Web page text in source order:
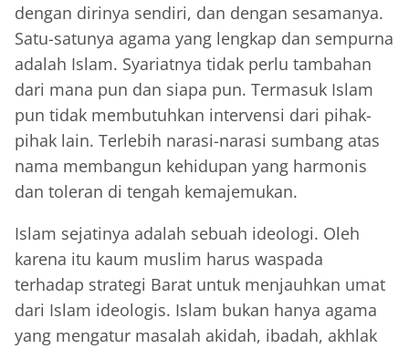
dengan dirinya sendiri, dan dengan sesamanya.
Satu-satunya agama yang lengkap dan sempurna
adalah Islam. Syariatnya tidak perlu tambahan
dari mana pun dan siapa pun. Termasuk Islam
pun tidak membutuhkan intervensi dari pihak-
pihak lain. Terlebih narasi-narasi sumbang atas
nama membangun kehidupan yang harmonis
dan toleran di tengah kemajemukan.
Islam sejatinya adalah sebuah ideologi. Oleh
karena itu kaum muslim harus waspada
terhadap strategi Barat untuk menjauhkan umat
dari Islam ideologis. Islam bukan hanya agama
yang mengatur masalah akidah, ibadah, akhlak